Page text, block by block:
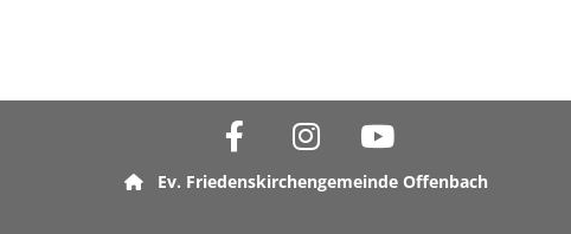
Ev. Friedenskirchengemeinde Offenbach